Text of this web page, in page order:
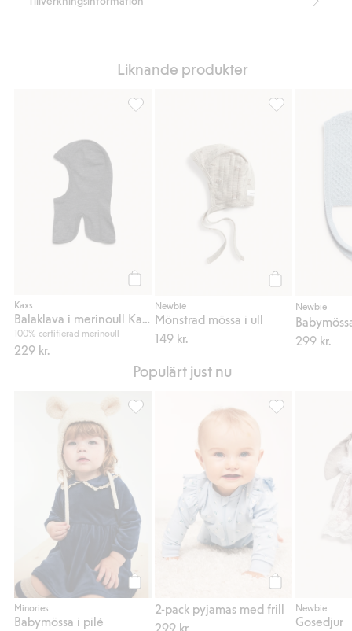
Liknande produkter
Kaxs
Balaklava i merinoull Kaxs
100% certifierad merinoull
229 kr.
Balaklava i merinoull Kaxs, Lägg till i
Newbie
Mönstrad mössa i ull
149 kr.
Mönstrad
Newbie
299 kr.
Populärt just nu
Köp
Minories
Babymössa i pilé
Babymössa i pilé, Lägg till i favoriter
2-pack pyjamas med frill
299 kr.
Newbie
Gosedjur